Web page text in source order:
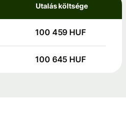
Utalás költsége
100 459 HUF
100 645 HUF